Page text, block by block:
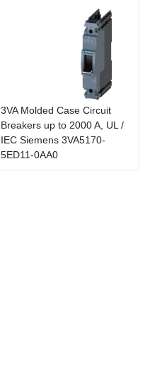
3VA Molded Case Circuit
Breakers up to 2000 A, UL /
IEC Siemens 3VA5170-
5ED11-0AA0